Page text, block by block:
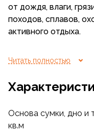
от дождя, влаги,
походов, сплавов,
активного отдыха.
Гермосумка Ranger
из ПВХ на
клапан в торцевой
Клапан может
воздуха.
Читать полностью
Основа сумки, дно и
кв.м